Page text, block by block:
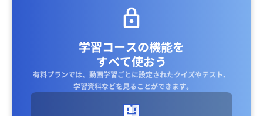
学習コースの機能を
すべて使おう
有料プランでは、動画学習ごとに設定されたクイズやテスト、
学習資料などを見ることができます｡